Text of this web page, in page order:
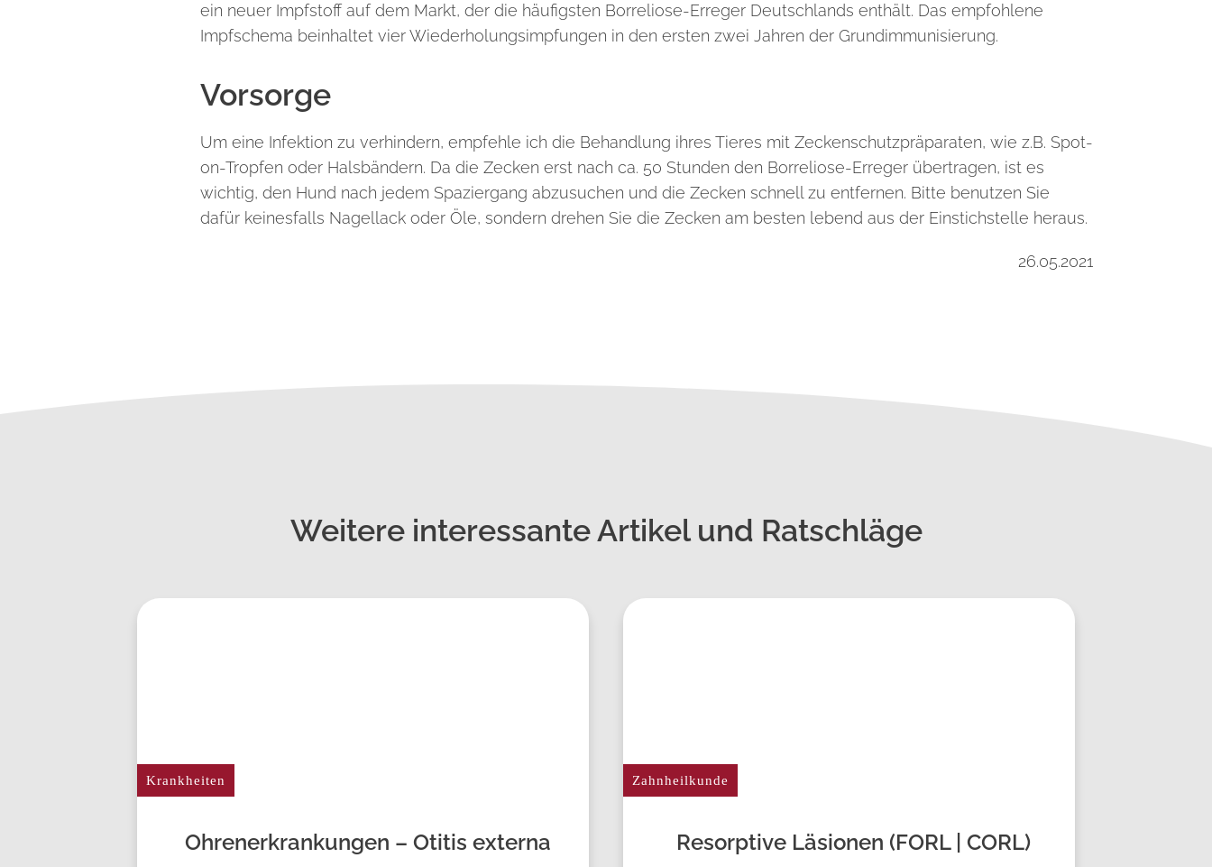
ein neuer Impfstoff auf dem Markt, der die häufigsten Borreliose-Erreger Deutschlands enthält. Das empfohlene
Impfschema beinhaltet vier Wiederholungsimpfungen in den ersten zwei Jahren der Grundimmunisierung.
Vorsorge
Um eine Infektion zu verhindern, empfehle ich die Behandlung ihres Tieres mit Zeckenschutzpräparaten, wie z.B. Spot-
on-Tropfen oder Halsbändern. Da die Zecken erst nach ca. 50 Stunden den Borreliose-Erreger übertragen, ist es
wichtig, den Hund nach jedem Spaziergang abzusuchen und die Zecken schnell zu entfernen. Bitte benutzen Sie
dafür keinesfalls Nagellack oder Öle, sondern drehen Sie die Zecken am besten lebend aus der Einstichstelle heraus.
26.05.2021
Weitere interessante Artikel und Ratschläge
Krankheiten
Ohren­erkrankungen – Otitis externa
Zahnheilkunde
Resorptive Läsionen (FORL | CORL)